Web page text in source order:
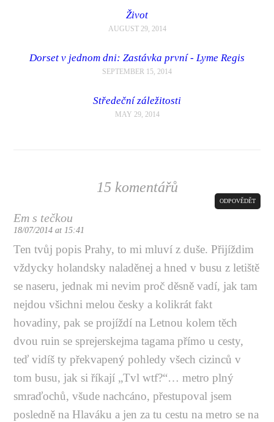
Život
AUGUST 29, 2014
Dorset v jednom dni: Zastávka první - Lyme Regis
SEPTEMBER 15, 2014
Středeční záležitosti
MAY 29, 2014
15 komentářů
Em s tečkou
18/07/2014 at 15:41
ODPOVĚDĚT
Ten tvůj popis Prahy, to mi mluví z duše. Přijíždim
vždycky holandsky naladěnej a hned v busu z letiště
se naseru, jednak mi nevim proč děsně vadí, jak tam
nejdou všichni melou česky a kolikrát fakt
hovadiny, pak se projíždí na Letnou kolem těch
dvou ruin se sprejerskejma tagama přímo u cesty,
teď vidíš ty překvapený pohledy všech cizinců v
tom busu, jak si říkají „Tvl wtf?“… metro plný
smraďochů, všude nachcáno, přestupoval jsem
posledně na Hlaváku a jen za tu cestu na metro se na